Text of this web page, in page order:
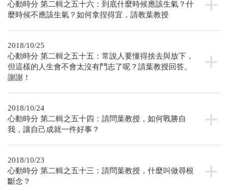
心動時分 第二輯之五十六：到底什麼時候應該生氣？什
麼時候不應該生氣？如何拿捏得宜，請教葉教授
2018/10/25
心動時分 第二輯之五十五：常說人要懂得捨去與放下，
但這樣的人生會不會太沒有鬥志了呢？請葉教授回答。
謝謝！
2018/10/24
心動時分 第二輯之五十四：請問葉教授，如何戰勝自
我，讓自己成就一件好事？
2018/10/23
心動時分 第二輯之五十三：請問葉教授，什麼叫做尋根
斷念？